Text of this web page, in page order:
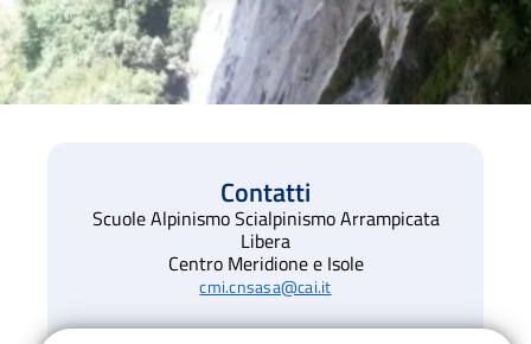
Contatti
Scuole Alpinismo Scialpinismo Arrampicata
Libera
Centro Meridione e Isole
cmi.cnsasa@cai.it